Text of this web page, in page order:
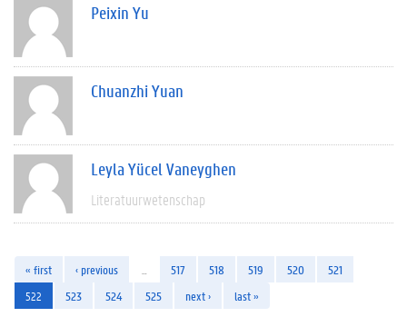
Peixin Yu
Chuanzhi Yuan
Leyla Yücel Vaneyghen
Literatuurwetenschap
« first ‹ previous 517 518 519 520
521
522
523 524 525 next › last »